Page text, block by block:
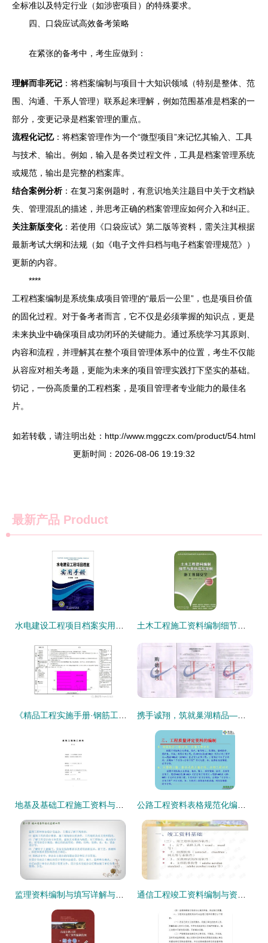
全标准以及特定行业（如涉密项目）的特殊要求。
四、口袋应试高效备考策略
在紧张的备考中，考生应做到：
理解而非死记 ：将档案编制与项目十大知识领域（特别是整体、范
围、沟通、干系人管理）联系起来理解，例如范围基准是档案的一
部分，变更记录是档案管理的重点。
流程化记忆：将档案管理作为一个“微型项目”来记忆其输入、工具
与技术、输出。例如，输入是各类过程文件，工具是档案管理系统
或规范，输出是完整的档案库。
结合案例分析：在复习案例题时，有意识地关注题目中关于文档缺
失、管理混乱的描述，并思考正确的档案管理应如何介入和纠正。
关注新版变化：若使用《口袋应试》第二版等资料，需关注其根据
最新考试大纲和法规（如《电子文件归档与电子档案管理规范》）
更新的内容。
****
工程档案编制是系统集成项目管理的“最后一公里”，也是项目价值
的固化过程。对于备考者而言，它不仅是必须掌握的知识点，更是
未来执业中确保项目成功闭环的关键能力。通过系统学习其原则、
内容和流程，并理解其在整个项目管理体系中的位置，考生不仅能
从容应对相关考题，更能为未来的项目管理实践打下坚实的基础。
切记，一份高质量的工程档案，是项目管理者专业能力的最佳名
片。
如若转载，请注明出处：http://www.mggczx.com/product/54.html
更新时间：2026-08-06 19:19:32
最新产品 Product